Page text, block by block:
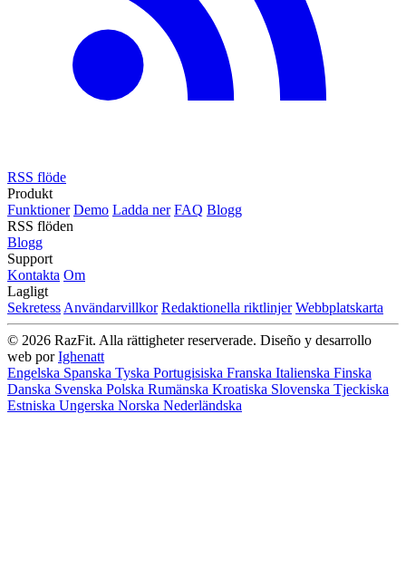
RSS flöde
Produkt
Funktioner Demo Ladda ner FAQ Blogg
RSS flöden
Blogg
Support
Kontakta Om
Lagligt
SekretessAnvändarvillkor Redaktionella riktlinjer Webbplatskarta
© 2026 RazFit. Alla rättigheter reserverade. Diseño y desarrollo
web porIghenatt
Engelska Spanska Tyska Portugisiska Franska Italienska Finska
Danska Svenska Polska Rumänska Kroatiska Slovenska Tjeckiska
Estniska Ungerska Norska Nederländska